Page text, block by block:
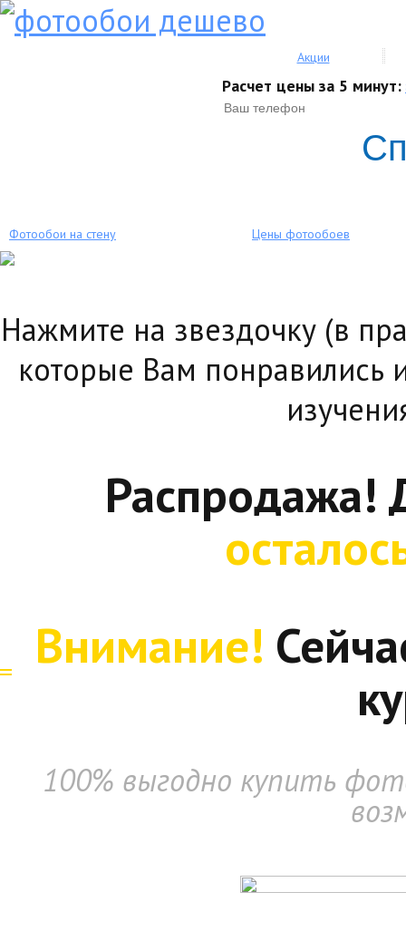
Акции
Расчет цены за 5 минут:
Фотообои на стену Цены фотообоев
Нажмите на звездочку (в
которые Вам понравились
Распродажа!
Внимание!
100% выгодно купить